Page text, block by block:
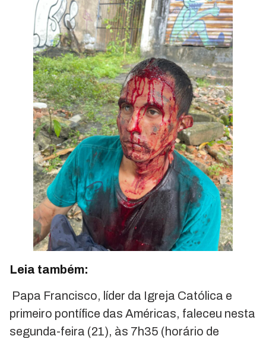
Leia também:
Papa Francisco, líder da Igreja Católica e
primeiro pontífice das Américas, faleceu nesta
segunda-feira (21), às 7h35 (horário de